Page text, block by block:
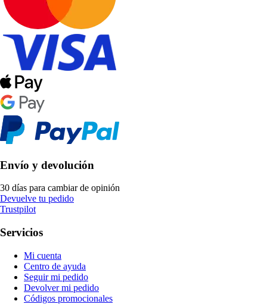
Envío y devolución
30 días para cambiar de opinión
Devuelve tu pedido
Trustpilot
Servicios
Mi cuenta
Centro de ayuda
Seguir mi pedido
Devolver mi pedido
Códigos promocionales